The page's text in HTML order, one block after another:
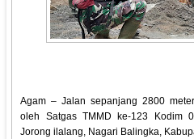
Agam – Jalan sepanjang 2800
oleh Satgas TMMD ke-123 Kodim
Jorong ilalang, Nagari Balingka,